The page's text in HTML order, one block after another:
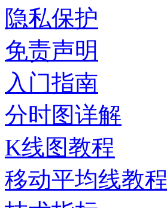
隐私保护
免责声明
入门指南
分时图详解
K线图教程
移动平均线教程